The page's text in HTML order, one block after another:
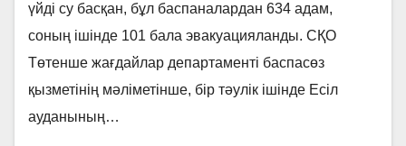
үйді су басқан, бұл баспаналардан 634 адам,
соның ішінде 101 бала эвакуацияланды. СҚО
Төтенше жағдайлар департаменті баспасөз
қызметінің мәліметінше, бір тәулік ішінде Есіл
ауданының…